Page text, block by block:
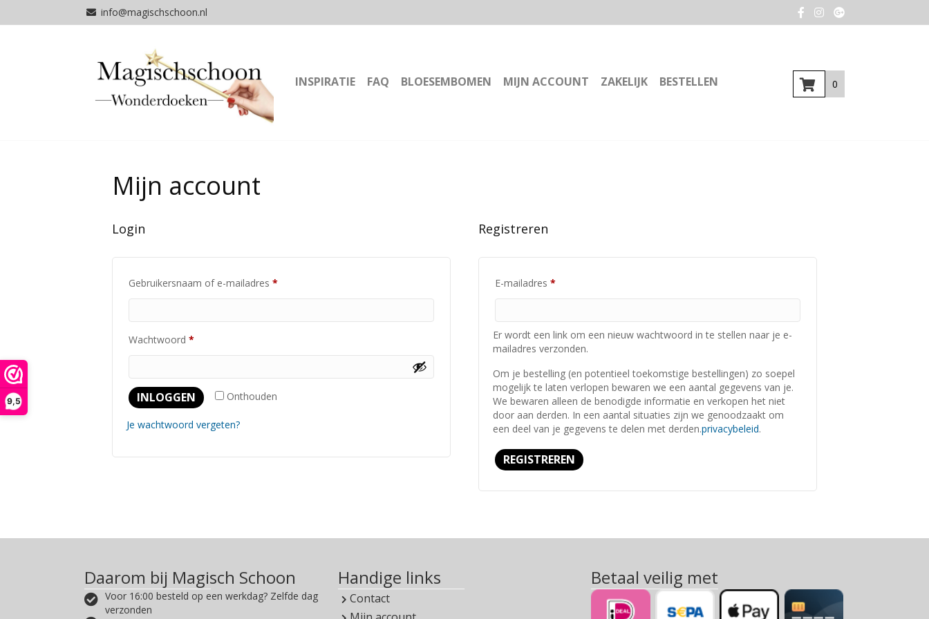
9,5
info@magischschoon.nl
INSPIRATIE FAQ BLOESEMBOMEN MIJN ACCOUNT ZAKELIJK BESTELLEN 0
Mijn account
Login
Gebruikersnaam of e-mailadres *
Wachtwoord *
Onthouden
INLOGGEN
Je wachtwoord vergeten?
Registreren
E-mailadres*
Er wordt een link om een nieuw wachtwoord in te stellen naar je e-
mailadres verzonden.
Om je bestelling (en potentieel toekomstige bestellingen) zo soepel
mogelijk te laten verlopen bewaren we een aantal gegevens van je.
We bewaren alleen de benodigde informatie en verkopen het niet
door aan derden. In een aantal situaties zijn we genoodzaakt om
een deel van je gegevens te delen met derden.privacybeleid.
REGISTREREN
Daarom bij Magisch Schoon
Voor 16:00 besteld op een werkdag? Zelfde dag
verzonden
Handige links
Contact
Betaal veilig met